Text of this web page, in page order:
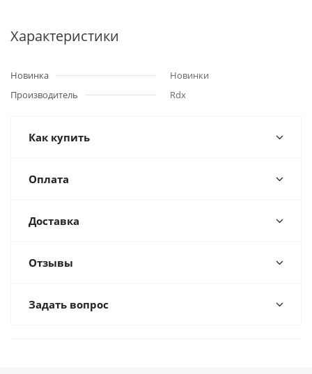
Характеристики
Новинка
Новинки
Производитель
Rdx
Как купить
Оплата
Доставка
Отзывы
Задать вопрос